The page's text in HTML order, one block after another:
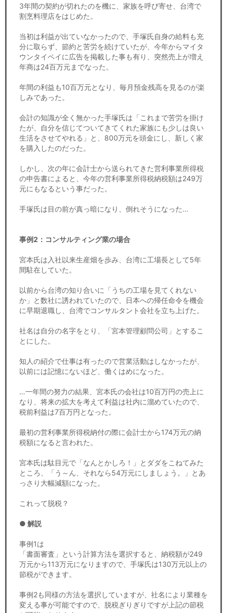
3年間の契約が切れたのを機に、家族を呼び寄せ、台湾で
割烹料理店をはじめた。
当初は利益が出ていなかったので、手塚氏自身の給料も充
分に取らず、節約と苦労を続けていたが、今年からマイタ
ウンタイペイに広告を掲載した事も有り、突然売上が増え
年商は24百万元までなった。
年間の利益も10百万元となり、毎月預金残高を見るのが楽
しみであった。
会計の知識が全く無かった手塚氏は「これまで苦労を掛け
たが、自分を信じてついてきてくれた家族にも少しは良い
生活をさせてやれる」と、800万元を頭金にし、新しく家
を購入したのだった。
しかし、次の年に会計士から送られてきた営利事業所得税
の申告書によると、今年の営利事業所得税納税額は249万
元にもなるという事だった。
手塚氏は目の前が真っ暗になり、倒れそうになった…
事例2：コンサルティング業の場合
宮本氏は入社以来生産畑を歩み、台湾に工場長として5年
間駐在していた。
以前から台湾の知り合いに「うちの工場を見てくれない
か」と数社に誘われていたので、日本への帰任命令を機会
に早期退職し、台湾でコンサルタント会社を立ち上げた。
社名は自分の名字をとり、「宮本管理顧問公司」とするこ
とにした。
知人の紹介で仕事は有ったので営業活動はしなかったが、
以前には記憶にないほど、働くはめになった。
…一年間の努力の結果、宮本氏の会社は10百万円の売上に
なり、将来の拡大を考えて利益は社内に溜めていたので、
税前利益は7百万円となった。
最初の営利事業所得税納付の際に会計士から174万元の納
税額になると言われた。
宮本氏は駄目元で「なんとかしろ！」とダダをこねてみた
ところ、「う～ん、それなら54万元にしましょう。」とあ
っさり大幅減額になった。
これって脱税？
● 解説
事例1は
「書面審査」という計算方法を選択すると、納税額が249
万元から113万元になりますので、手塚氏は130万元以上の
節税ができます。
事例2も同様の方法を選択していますが、社名により業種を
変える事が可能ですので、脱税ぎりぎりですが上記の節税